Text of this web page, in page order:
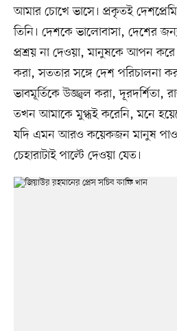
আমার চোখে ভাসে। প্রকৃতই
তিনি। দেশকে ভালোবাসা, দেশের
প্রশ্রয় না দেওয়া, মানুষকে আপন
করা, সততার সঙ্গে দেশ পরিচালনা
ভাবমূর্তিকে উজ্জ্বল করা,
তখন আমাকে মুগ্ধই করেনি, মনে
যদি এমন আরও কয়েকজন মানুষ
চেহারাটাই পাল্টে দেওয়া যেত।